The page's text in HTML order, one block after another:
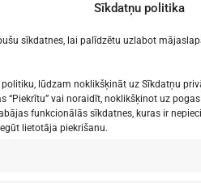
Sīkdatņu politika
sīkdatnes, lai palīdzētu uzlabot
lūdzam noklikšķināt uz Sīkdatņu
“Piekrītu” vai noraidīt, noklikšķinot uz
funkcionālās sīkdatnes, kuras ir
lietotāja piekrišanu.